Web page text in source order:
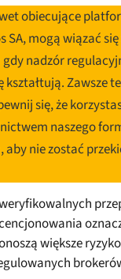
obiecujące
SA, mogą wiązać
gdy nadzór
kształtują. Zawsze
się, że
naszego
nie zostać
większe